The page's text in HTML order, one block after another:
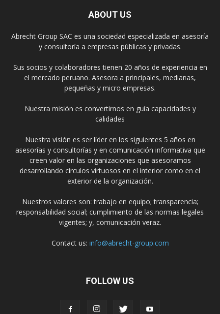
ABOUT US
Abrecht Group SAC es una sociedad especializada en asesoría
y consultoría a empresas públicas y privadas.
Sus socios y colaboradores tienen 20 años de experiencia en
el mercado peruano. Asesora a principales, medianas,
pequeñas y micro empresas.
Nuestra misión es convertirnos en guía capacidades y
calidades
Nuestra visión es ser líder en los siguientes 5 años en
asesorías y consultorías y en comunicación informativa que
creen valor en las organizaciones que asesoramos
desarrollando círculos virtuosos en el interior como en el
exterior de la organización.
Nuestros valores son: trabajo en equipo; transparencia;
responsabilidad social; cumplimiento de las normas legales
vigentes; y, comunicación veraz.
Contact us: info@abrecht-group.com
FOLLOW US